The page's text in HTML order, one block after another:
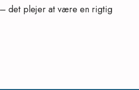
det plejer at være en rigtig